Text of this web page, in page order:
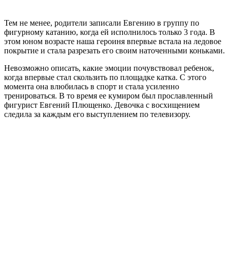
Тем не менее, родители записали Евгению в группу по
фигурному катанию, когда ей исполнилось только 3 года. В
этом юном возрасте наша героиня впервые встала на ледовое
покрытие и стала разрезать его своим наточенными коньками.
Невозможно описать, какие эмоции почувствовал ребенок,
когда впервые стал скользить по площадке катка. С этого
момента она влюбилась в спорт и стала усиленно
тренироваться. В то время ее кумиром был прославленный
фигурист Евгений Плющенко. Девочка с восхищением
следила за каждым его выступлением по телевизору.